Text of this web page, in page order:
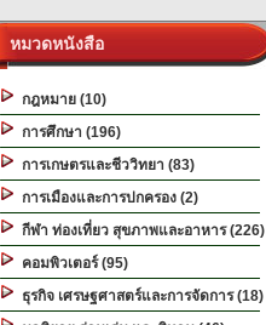
หมวดหนังสือ
กฎหมาย (10)
การศึกษา (196)
การเกษตรและชีววิทยา (83)
การเมืองและการปกครอง (2)
กีฬา ท่องเที่ยว สุขภาพและอาหาร (226)
คอมพิวเตอร์ (95)
ธุรกิจ เศรษฐศาสตร์และการจัดการ (18)